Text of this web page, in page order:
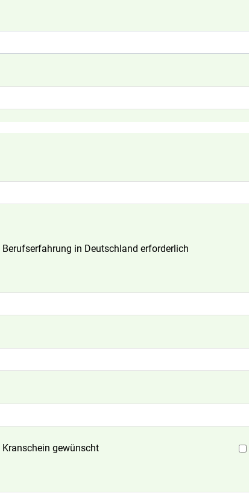
Berufserfahrung in Deutschland erforderlich
Kranschein gewünscht